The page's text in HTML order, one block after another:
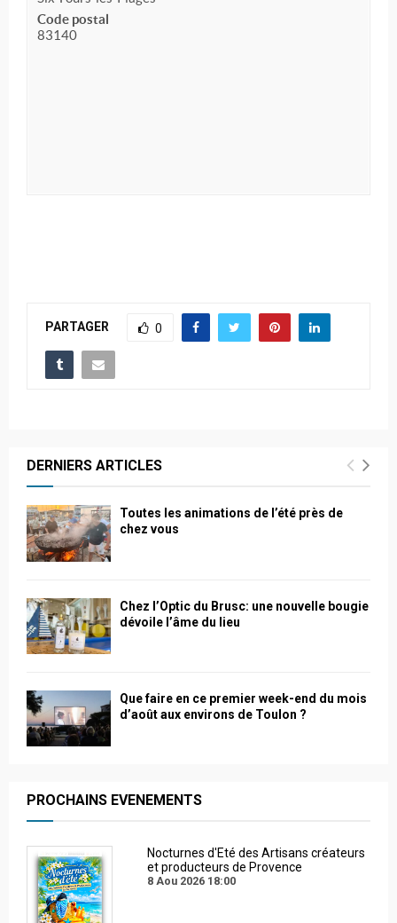
Code postal
83140
PARTAGER 0
DERNIERS ARTICLES
Toutes les animations de l’été près de
chez vous
Chez l’Optic du Brusc: une nouvelle bougie
dévoile l’âme du lieu
Que faire en ce premier week-end du mois
d’août aux environs de Toulon ?
PROCHAINS EVENEMENTS
Nocturnes d'Eté des Artisans créateurs
et producteurs de Provence
8 Aou 2026 18:00